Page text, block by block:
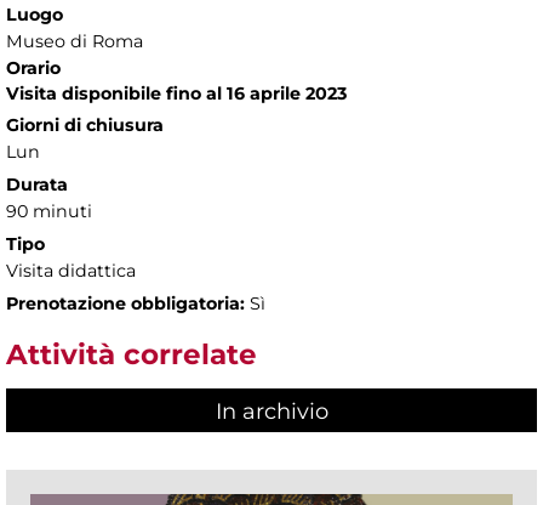
Luogo
Museo di Roma
Orario
Visita disponibile fino al 16 aprile 2023
Giorni di chiusura
Lun
Durata
90 minuti
Tipo
Visita didattica
Prenotazione obbligatoria: Sì
Attività correlate
In archivio